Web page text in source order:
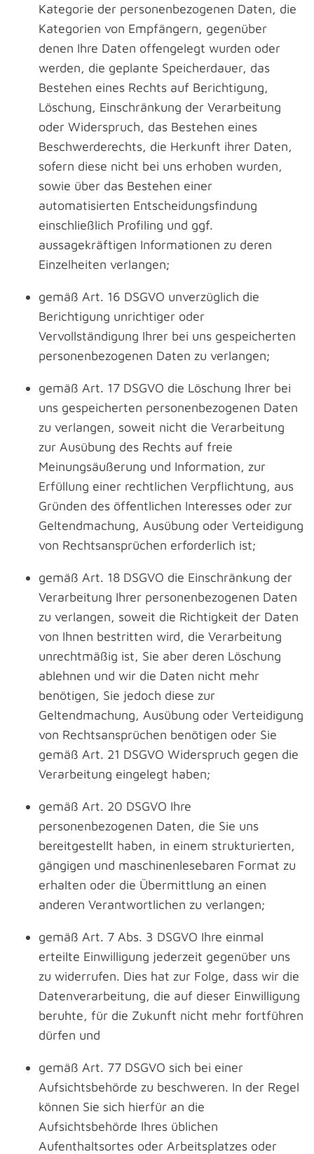
Kategorie der personenbezogenen Daten, die
Kategorien von Empfängern, gegenüber
denen Ihre Daten offengelegt wurden oder
werden, die geplante Speicherdauer, das
Bestehen eines Rechts auf Berichtigung,
Löschung, Einschränkung der Verarbeitung
oder Widerspruch, das Bestehen eines
Beschwerderechts, die Herkunft ihrer Daten,
sofern diese nicht bei uns erhoben wurden,
sowie über das Bestehen einer
automatisierten Entscheidungsfindung
einschließlich Profiling und ggf.
aussagekräftigen Informationen zu deren
Einzelheiten verlangen;
gemäß Art. 16 DSGVO unverzüglich die
Berichtigung unrichtiger oder
Vervollständigung Ihrer bei uns gespeicherten
personenbezogenen Daten zu verlangen;
gemäß Art. 17 DSGVO die Löschung Ihrer bei
uns gespeicherten personenbezogenen Daten
zu verlangen, soweit nicht die Verarbeitung
zur Ausübung des Rechts auf freie
Meinungsäußerung und Information, zur
Erfüllung einer rechtlichen Verpflichtung, aus
Gründen des öffentlichen Interesses oder zur
Geltendmachung, Ausübung oder Verteidigung
von Rechtsansprüchen erforderlich ist;
gemäß Art. 18 DSGVO die Einschränkung der
Verarbeitung Ihrer personenbezogenen Daten
zu verlangen, soweit die Richtigkeit der Daten
von Ihnen bestritten wird, die Verarbeitung
unrechtmäßig ist, Sie aber deren Löschung
ablehnen und wir die Daten nicht mehr
benötigen, Sie jedoch diese zur
Geltendmachung, Ausübung oder Verteidigung
von Rechtsansprüchen benötigen oder Sie
gemäß Art. 21 DSGVO Widerspruch gegen die
Verarbeitung eingelegt haben;
gemäß Art. 20 DSGVO Ihre
personenbezogenen Daten, die Sie uns
bereitgestellt haben, in einem strukturierten,
gängigen und maschinenlesebaren Format zu
erhalten oder die Übermittlung an einen
anderen Verantwortlichen zu verlangen;
gemäß Art. 7 Abs. 3 DSGVO Ihre einmal
erteilte Einwilligung jederzeit gegenüber uns
zu widerrufen. Dies hat zur Folge, dass wir die
Datenverarbeitung, die auf dieser Einwilligung
beruhte, für die Zukunft nicht mehr fortführen
dürfen und
gemäß Art. 77 DSGVO sich bei einer
Aufsichtsbehörde zu beschweren. In der Regel
können Sie sich hierfür an die
Aufsichtsbehörde Ihres üblichen
Aufenthaltsortes oder Arbeitsplatzes oder